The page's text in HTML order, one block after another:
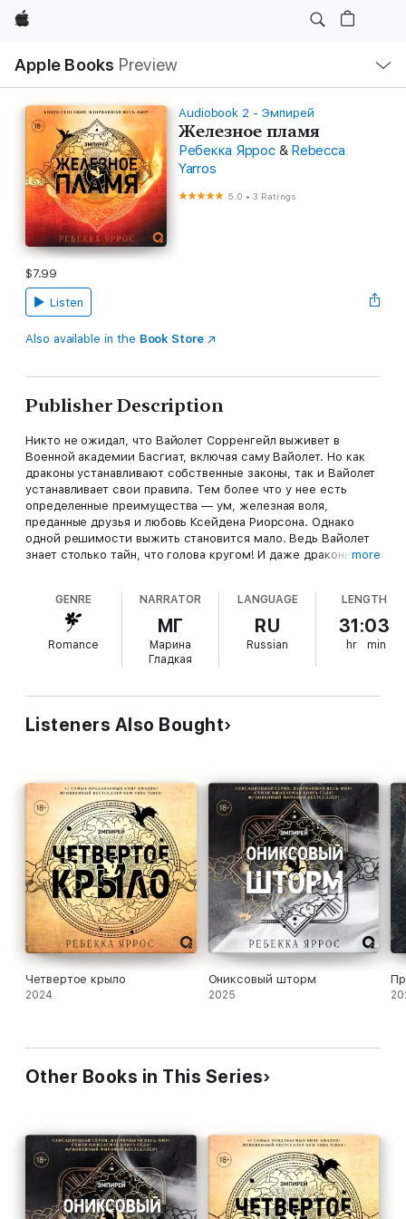
Apple
Apple Books Preview
Nav
Open
Menu
Audiobook 2 - Эмпирей
Железное пламя
Ребекка Яррос & Rebecca
Yarros
5.0 •3 Ratings
$7.99
Listen
Also available in the Book Store
Publisher Description
Никто не ожидал, что Вайолет Сорренгейл выживет в
Военной академии Басгиат, включая саму Вайолет. Но как
драконы устанавливают собственные законы, так и Вайолет
устанавливает свои правила. Тем более что у нее есть
определенные преимущества — ум, железная воля,
преданные друзья и любовь Ксейдена Риорсона. Однако
одной решимости выжить становится мало. Ведь Вайолет
знает столько тайн, что голова кругом! И даже драконьего
more
GENRE
Romance
NARRATOR
МГ
Марина
Гладкая
LANGUAGE
RU
Russian
LENGTH
31:03
hr min
Listeners Also Bought
Четвертое крыло
2024
Ониксовый шторм
2025
Other Books in This Series